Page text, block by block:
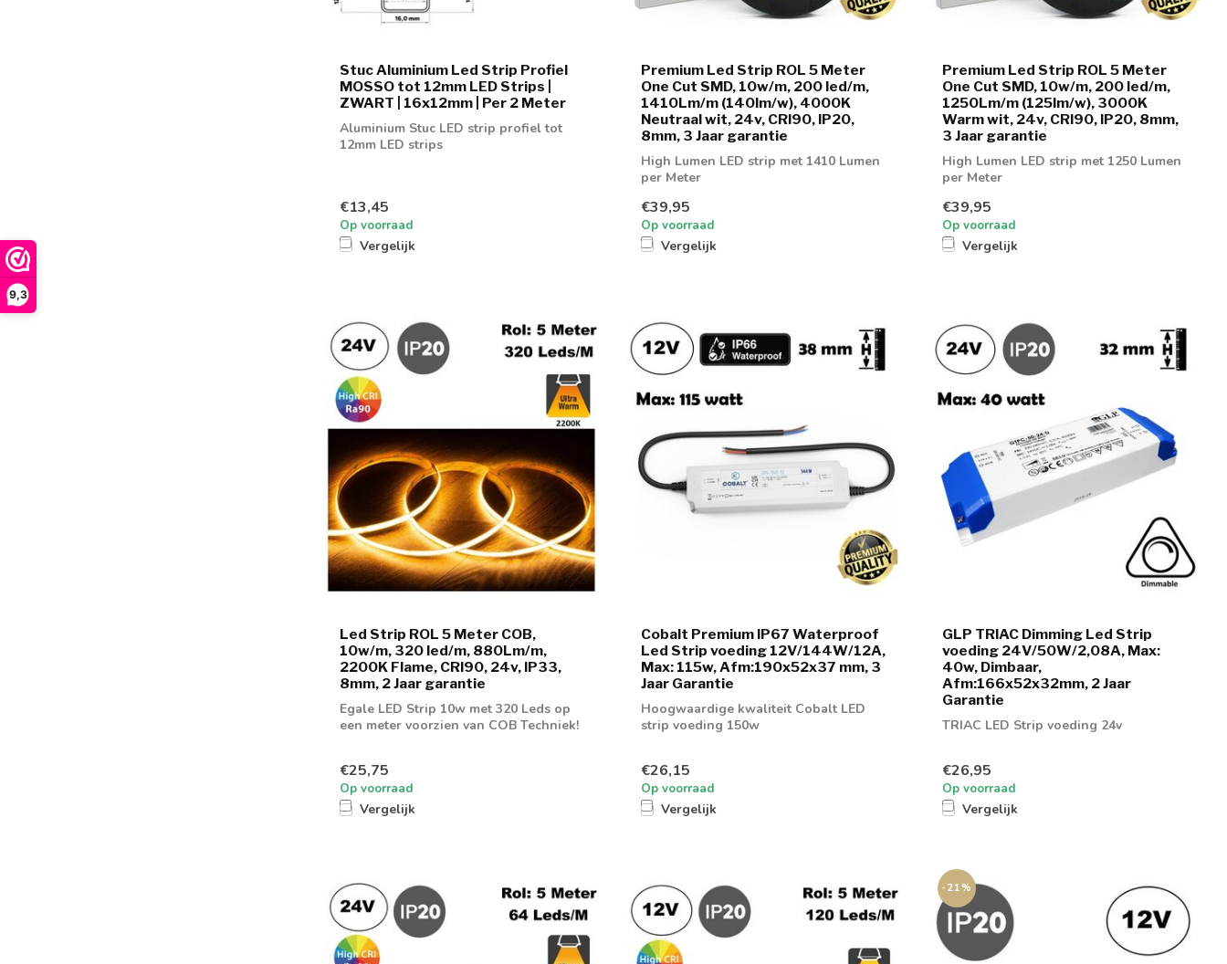
9,3
Stuc Aluminium Led Strip Profiel
MOSSO tot 12mm LED Strips |
ZWART | 16x12mm | Per 2 Meter
Aluminium Stuc LED strip profiel tot
12mm LED strips
€13,45
Op voorraad
Vergelijk
Premium Led Strip ROL 5 Meter
One Cut SMD, 10w/m, 200 led/m,
1410Lm/m (140lm/w), 4000K
Neutraal wit, 24v, CRI90, IP20,
8mm, 3 Jaar garantie
High Lumen LED strip met 1410 Lumen
per Meter
€39,95
Op voorraad
Vergelijk
Premium Led Strip ROL 5 Meter
One Cut SMD, 10w/m, 200 led/m,
1250Lm/m (125lm/w), 3000K
Warm wit, 24v, CRI90, IP20, 8mm,
3 Jaar garantie
High Lumen LED strip met 1250 Lumen
per Meter
€39,95
Op voorraad
Vergelijk
Led Strip ROL 5 Meter COB,
10w/m, 320 led/m, 880Lm/m,
2200K Flame, CRI90, 24v, IP33,
8mm, 2 Jaar garantie
Egale LED Strip 10w met 320 Leds op
een meter voorzien van COB Techniek!
€25,75
Op voorraad
Vergelijk
Cobalt Premium IP67 Waterproof
Led Strip voeding 12V/144W/12A,
Max: 115w, Afm:190x52x37 mm, 3
Jaar Garantie
Hoogwaardige kwaliteit Cobalt LED
strip voeding 150w
€26,15
Op voorraad
Vergelijk
GLP TRIAC Dimming Led Strip
voeding 24V/50W/2,08A, Max:
40w, Dimbaar,
Afm:166x52x32mm, 2 Jaar
Garantie
TRIAC LED Strip voeding 24v
€26,95
Op voorraad
Vergelijk
-21%